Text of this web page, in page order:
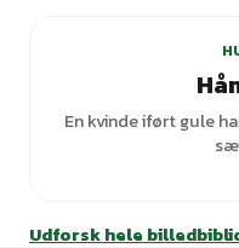
En kvinde iført gule
Udforsk hele